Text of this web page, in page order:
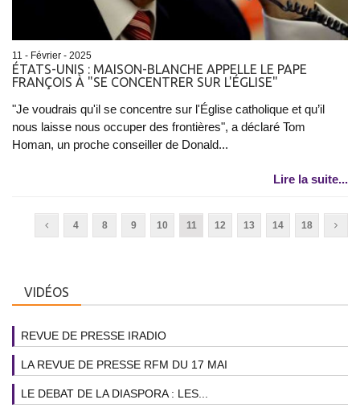
11 - Février - 2025
ÉTATS-UNIS : MAISON-BLANCHE APPELLE LE PAPE
FRANÇOIS À "SE CONCENTRER SUR L'ÉGLISE"
"Je voudrais qu'il se concentre sur l'Église catholique et qu’il
nous laisse nous occuper des frontières", a déclaré Tom
Homan, un proche conseiller de Donald...
Lire la suite...
4 8 9 10 11 12 13 14 18
VIDÉOS
REVUE DE PRESSE IRADIO
LA REVUE DE PRESSE RFM DU 17 MAI
LE DEBAT DE LA DIASPORA : LES...